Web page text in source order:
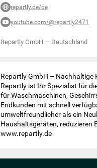
repartly.de/de
youtube.com/@repartly2471
Repartly GmbH — Deutschland
Repartly GmbH –
Repartly ist Ihr Spezialist für
für Waschmaschinen,
Endkunden mit schnell
umweltfreundlicher als ein
Haushaltsgeräten, reduzieren
www.repartly.de